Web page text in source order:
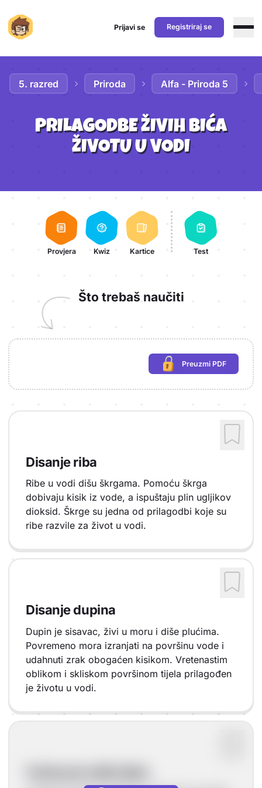
Prijavi se Registriraj se
5. razred Priroda Alfa - Priroda 5
PRILAGODBE ŽIVIH BIĆA
ŽIVOTU U VODI
Aktivnosti lekcije
Provjera Kwiz Kartice Test
Što trebaš naučiti
Preuzmi PDF
(potrebna prijava)
Disanje riba
Ribe u vodi dišu škrgama. Pomoću škrga
dobivaju kisik iz vode, a ispuštaju plin ugljikov
dioksid. Škrge su jedna od prilagodbi koje su
ribe razvile za život u vodi.
Disanje dupina
Dupin je sisavac, živi u moru i diše plućima.
Povremeno mora izranjati na površinu vode i
udahnuti zrak obogaćen kisikom. Vretenastim
oblikom i skliskom površinom tijela prilagođen
je životu u vodi.